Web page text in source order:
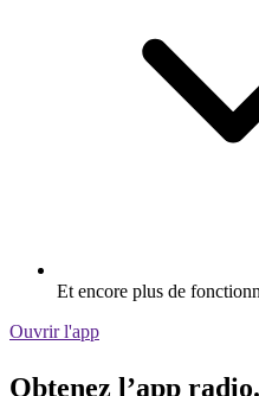
Et encore plus de
Ouvrir l'app
Obtenez l’app